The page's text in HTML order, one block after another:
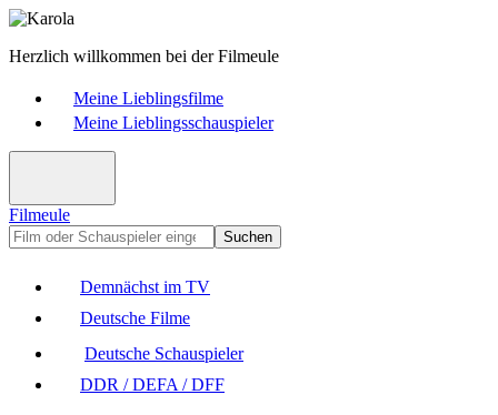
Herzlich willkommen bei der Filmeule
Meine Lieblingsfilme
Meine Lieblingsschauspieler
Filmeule
Suchen
Demnächst im TV
Deutsche Filme
Deutsche Schauspieler
DDR / DEFA / DFF